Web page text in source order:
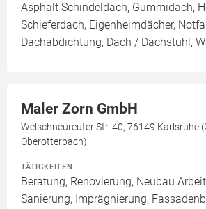
Asphalt Schindeldach, Gummidach,
Schieferdach, Eigenheimdächer,
Dachabdichtung, Dach / Dachstuhl,
Maler Zorn GmbH
Welschneureuter Str. 40, 76149 Karlsruhe
Oberotterbach)
TÄTIGKEITEN
Beratung, Renovierung, Neubau
Sanierung, Imprägnierung,